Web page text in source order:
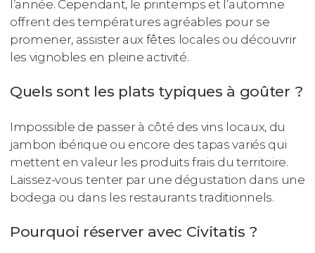
l’année. Cependant, le printemps et l’automne
offrent des températures agréables pour se
promener, assister aux fêtes locales ou découvrir
les vignobles en pleine activité.
Quels sont les plats typiques à goûter ?
Impossible de passer à côté des vins locaux, du
jambon ibérique ou encore des tapas variés qui
mettent en valeur les produits frais du territoire.
Laissez-vous tenter par une dégustation dans une
bodega ou dans les restaurants traditionnels.
Pourquoi réserver avec Civitatis ?